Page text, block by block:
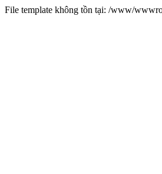
File template không tồn tại: /www/